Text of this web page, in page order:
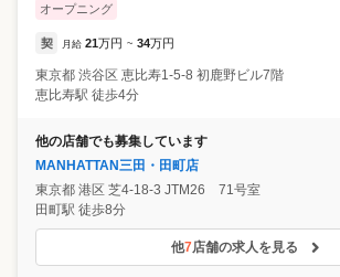
オープニング
契 月給 21万円 ~ 34万円
東京都 渋谷区 恵比寿1-5-8 初鹿野ビル7階
恵比寿駅 徒歩4分
他の店舗でも募集しています
MANHATTAN三田・田町店
東京都 港区 芝4-18-3 JTM26 71号室
田町駅 徒歩8分
他7店舗の求人を見る